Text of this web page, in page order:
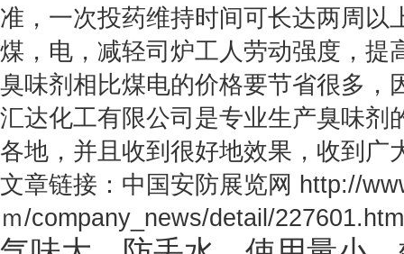
准，一次投药维持时间可长达两周以
煤，电，减轻司炉工人劳动强度，提
臭味剂相比煤电的价格要节省很多，
汇达化工有限公司是专业生产臭味剂
各地，并且收到很好地效果，收到广
文章链接：中国安防展览网 http://
ｍ/company_news/detail/